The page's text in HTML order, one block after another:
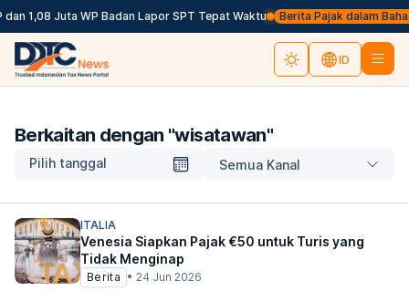
1,08 Juta WP Badan Lapor SPT Tepat Waktu Berita Pajak dalam
ID
Berkaitan dengan "wisatawan"
Pilih tanggal Semua Kanal
ITALIA
Venesia Siapkan Pajak €50 untuk Turis yang
Tidak Menginap
Berita • 24 Jun 2026